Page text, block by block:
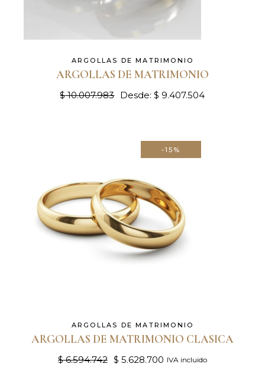
ARGOLLAS DE MATRIMONIO
ARGOLLAS DE MATRIMONIO
$10.007.983 Desde:$ 9.407.504
-15%
ARGOLLAS DE MATRIMONIO
ARGOLLAS DE MATRIMONIO CLASICA
$6.594.742 El
$ 5.628.700
El IVA incluido